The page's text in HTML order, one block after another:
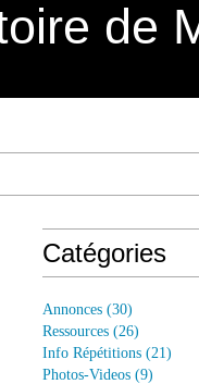
Catégories
Annonces (30)
Ressources (26)
Info Répétitions (21)
Photos-Videos (9)